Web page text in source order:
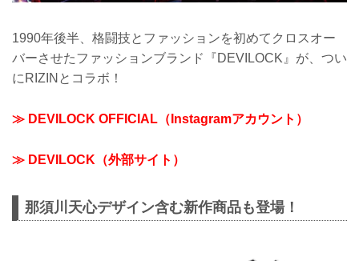
1990年後半、格闘技とファッションを初めてクロスオー
バーさせたファッションブランド『DEVILOCK』が、つい
にRIZINとコラボ！
≫ DEVILOCK OFFICIAL（Instagramアカウント）
≫ DEVILOCK（外部サイト）
那須川天心デザイン含む新作商品も登場！